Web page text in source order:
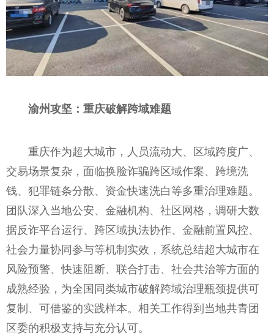
渝州攻坚：重庆破解跨域难题
重庆作为超大城市，人员流动大、区域跨度广、
交易场景复杂，面临换脸诈骗跨区域作案、跨境洗
钱、犯罪链条分散、资金快速洗白等多重治理难题。
团队深入当地公安、金融机构、社区网格，调研大数
据反诈平台运行、跨区域执法协作、金融前置风控、
社会力量协同参与等机制实效，系统总结超大城市在
风险预警、快速阻断、联合打击、社会共治等方面的
成熟经验，为全国同类城市破解跨域治理瓶颈提供可
复制、可借鉴的实践样本。相关工作得到当地共青团
区委的积极支持与充分认可。